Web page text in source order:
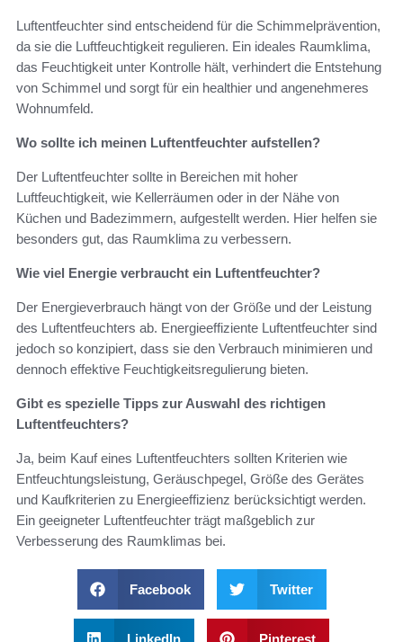
Luftentfeuchter sind entscheidend für die Schimmelprävention,
da sie die Luftfeuchtigkeit regulieren. Ein ideales Raumklima,
das Feuchtigkeit unter Kontrolle hält, verhindert die Entstehung
von Schimmel und sorgt für ein healthier und angenehmeres
Wohnumfeld.
Wo sollte ich meinen Luftentfeuchter aufstellen?
Der Luftentfeuchter sollte in Bereichen mit hoher
Luftfeuchtigkeit, wie Kellerräumen oder in der Nähe von
Küchen und Badezimmern, aufgestellt werden. Hier helfen sie
besonders gut, das Raumklima zu verbessern.
Wie viel Energie verbraucht ein Luftentfeuchter?
Der Energieverbrauch hängt von der Größe und der Leistung
des Luftentfeuchters ab. Energieeffiziente Luftentfeuchter sind
jedoch so konzipiert, dass sie den Verbrauch minimieren und
dennoch effektive Feuchtigkeitsregulierung bieten.
Gibt es spezielle Tipps zur Auswahl des richtigen
Luftentfeuchters?
Ja, beim Kauf eines Luftentfeuchters sollten Kriterien wie
Entfeuchtungsleistung, Geräuschpegel, Größe des Gerätes
und Kaufkriterien zu Energieeffizienz berücksichtigt werden.
Ein geeigneter Luftentfeuchter trägt maßgeblich zur
Verbesserung des Raumklimas bei.
Facebook Twitter
LinkedIn Pinterest